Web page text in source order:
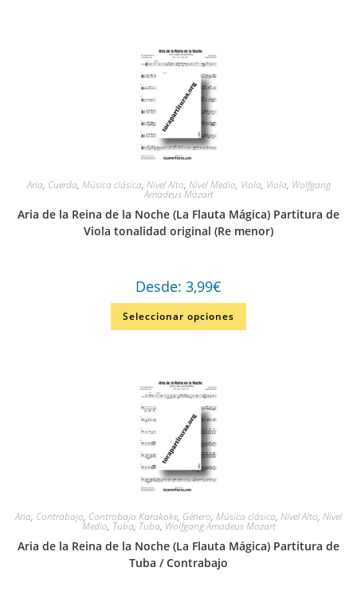
Aria, Cuerda, Música clásica, Nivel Alto, Nivel Medio, Viola, Viola, Wolfgang
Amadeus Mozart
Aria de la Reina de la Noche (La Flauta Mágica) Partitura de
Viola tonalidad original (Re menor)
Desde: 3,99€
Seleccionar opciones
Aria, Contrabajo, Contrabajo Karakoke, Género, Música clásica, Nivel Alto, Nivel
Medio, Tuba, Tuba, Wolfgang Amadeus Mozart
Aria de la Reina de la Noche (La Flauta Mágica) Partitura de
Tuba / Contrabajo